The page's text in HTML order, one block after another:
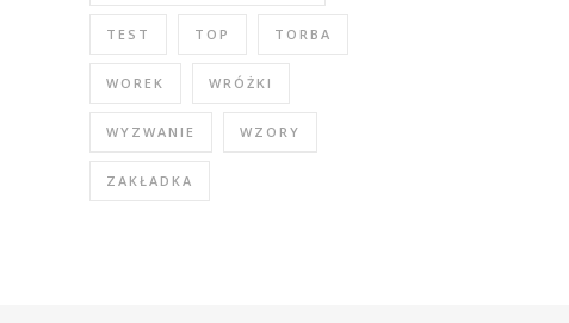
TEST TOP TORBA
WOREK WRÓŻKI
WYZWANIE WZORY
ZAKŁADKA